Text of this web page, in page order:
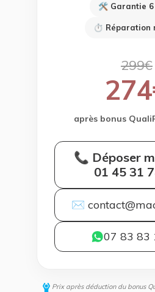
🛠 Garantie 6
⏱ Réparation
299€
après bonus
📞 Déposer
01 45 31
✉
07 83 83
Prix après déduction du bonus